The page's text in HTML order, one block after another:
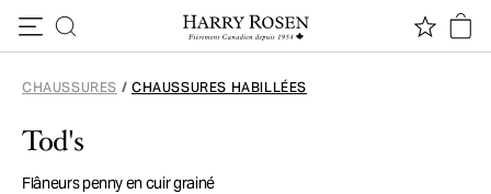
CHAUSSURES / CHAUSSURES HABILLÉES
Tod's
Flâneurs penny en cuir grainé